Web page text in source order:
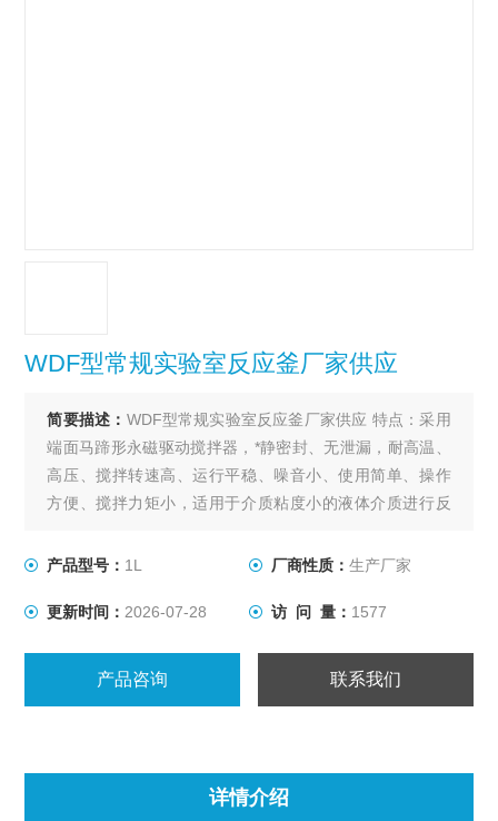
WDF型常规实验室反应釜厂家供应
简要描述： WDF型常规实验室反应釜厂家供应 特点：采用
端面马蹄形永磁驱动搅拌器，*静密封、无泄漏，耐高温、
高压、搅拌转速高、运行平稳、噪音小、使用简单、操作
方便、搅拌力矩小，适用于介质粘度小的液体介质进行反
应。
产品型号： 1L 厂商性质： 生产厂家
更新时间： 2026-07-28 访 问 量： 1577
产品咨询 联系我们
详情介绍